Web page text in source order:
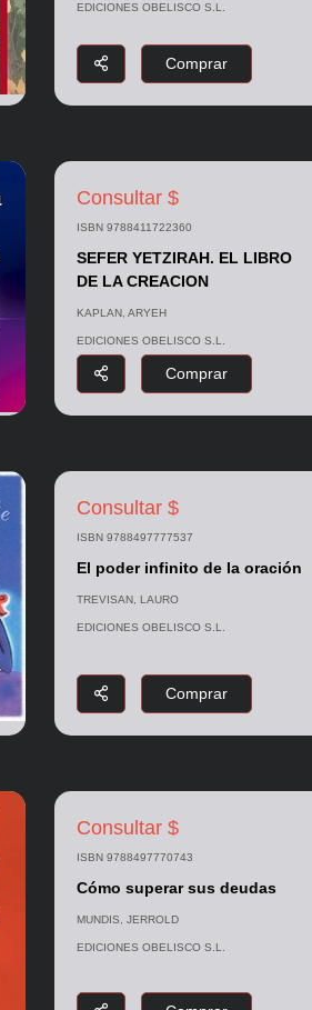
EDICIONES OBELISCO S.L.
Comprar
Consultar $
ISBN 9788411722360
SEFER YETZIRAH. EL LIBRO
DE LA CREACION
KAPLAN, ARYEH
EDICIONES OBELISCO S.L.
Comprar
Consultar $
ISBN 9788497777537
El poder infinito de la oración
TREVISAN, LAURO
EDICIONES OBELISCO S.L.
Comprar
Consultar $
ISBN 9788497770743
Cómo superar sus deudas
MUNDIS, JERROLD
EDICIONES OBELISCO S.L.